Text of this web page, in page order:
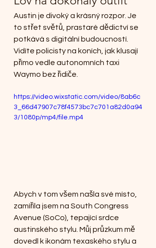
Austin je divoký a krásný rozpor. Je
to střet světů, prastaré dědictví se
potkává s digitální budoucností.
Vidíte policisty na koních, jak klusají
přímo vedle autonomních taxi
Waymo bez řidiče.
https://video.wixstatic.com/video/8ab6c
3_66d47907c78f4573bc7c701a82d0a94
3/1080p/mp4/file.mp4
Abych v tom všem našla své místo,
zamířila jsem na South Congress
Avenue (SoCo), tepající srdce
austinského stylu. Můj průzkum mě
dovedl k ikonám texaského stylu a